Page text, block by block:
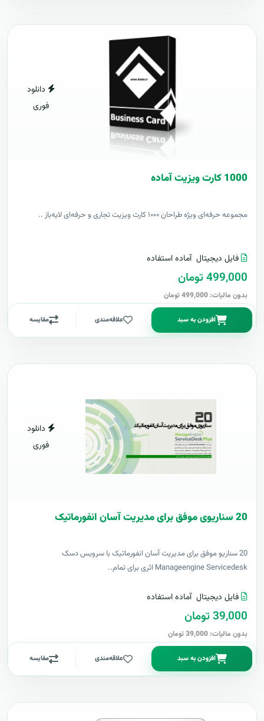
دانلود
فوری
1000 کارت ويزيت آماده
مجموعه حرفه‌ای ویژه طراحان ۱۰۰۰ کارت ویزیت تجاری و حرفه‌ای لایه‌باز ..
فایل دیجیتال آماده استفاده
499,000 تومان
بدون مالیات: 499,000 تومان
افزودن به سبد علاقه‌مندی مقایسه
دانلود
فوری
20 سناریوی موفق برای مدیریت آسان انفورماتیک
20 سناریو موفق برای مدیریت آسان انفورماتیک با سرویس دسک
Manageengine Servicedesk اثری برای تمام..
فایل دیجیتال آماده استفاده
39,000 تومان
بدون مالیات: 39,000 تومان
افزودن به سبد علاقه‌مندی مقایسه